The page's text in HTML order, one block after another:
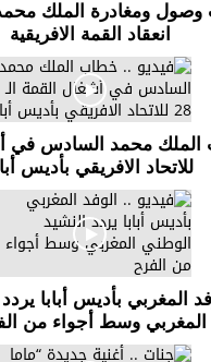
وصول ومغادرة الملك
انعقاد القمة الافريقية
للاتحاد الافريقي بأديس
المغربي بأديس أبابا
المغربي وسط أجواء من